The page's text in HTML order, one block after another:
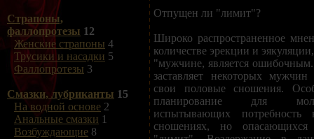
Страпоны,
фаллопротезы 12
Женские страпоны 4
Трусики и насадки 5
Фаллопротезы 3
Смазки, лубриканты 15
На водной основе 2
Анальные смазки 1
Возбуждающие 8
Отпущен ли "лимит"?
Широко распространенное
количестве эрекции и
"мужчине, является
заставляет некоторых мужчин
свои половые сношения.
планирование для
испытывающих
сношениях, но опасающихся